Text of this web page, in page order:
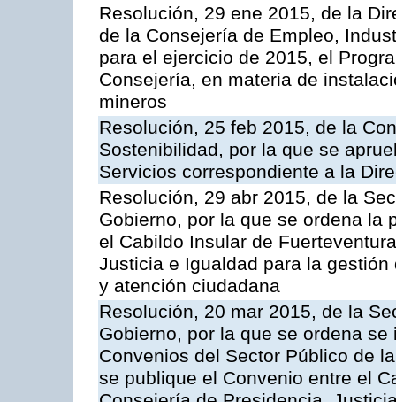
Resolución, 29 ene 2015, de la
de la Consejería de Empleo,
para el ejercicio de 2015, el
Consejería, en materia de
mineros
Resolución, 25 feb 2015, de la
Sostenibilidad, por la que se
Servicios correspondiente a la
Resolución, 29 abr 2015, de la
Gobierno, por la que se ordena la
el Cabildo Insular de
Justicia e Igualdad para la
y atención ciudadana
Resolución, 20 mar 2015, de la
Gobierno, por la que se ordena
Convenios del Sector Público de
se publique el Convenio entre el